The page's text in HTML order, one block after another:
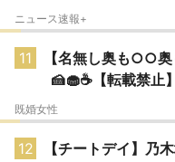
ニュース速報+
11
【名無し奥も○○
🍰🧁☕【転載禁止】
既婚女性
12
【チートデイ】乃